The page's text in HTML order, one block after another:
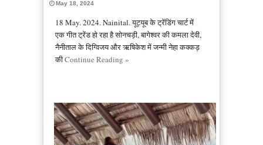
May 18, 2024
18 May. 2024. Nainital. यूट्यूब के ट्रेंडिंग चार्ट में
एक गीत ट्रेंड हो रहा है सोनचड़ी, बागेश्वर की कमला देवी,
नैनीताल के दिग्विजय और ऋषिकेश में जन्मी नेहा कक्कड़
कीContinue Reading »